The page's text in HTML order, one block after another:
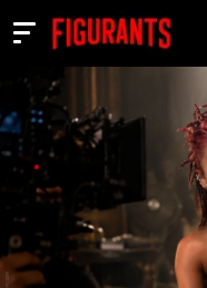
Actualités